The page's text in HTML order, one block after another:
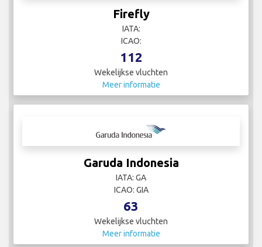
Firefly
IATA:
ICAO:
112
Wekelijkse vluchten
Meer informatie
Garuda Indonesia
IATA: GA
ICAO: GIA
63
Wekelijkse vluchten
Meer informatie